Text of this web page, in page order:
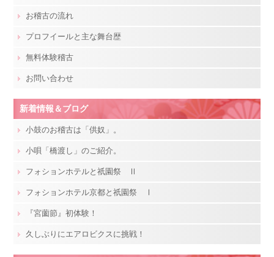
お稽古の流れ
プロフイールと主な舞台歴
無料体験稽古
お問い合わせ
新着情報＆ブログ
小鼓のお稽古は「供奴」。
小唄「橋渡し」のご紹介。
フォションホテルと祇園祭 Ⅱ
フォションホテル京都と祇園祭 Ⅰ
『宮薗節』初体験！
久しぶりにエアロビクスに挑戦！